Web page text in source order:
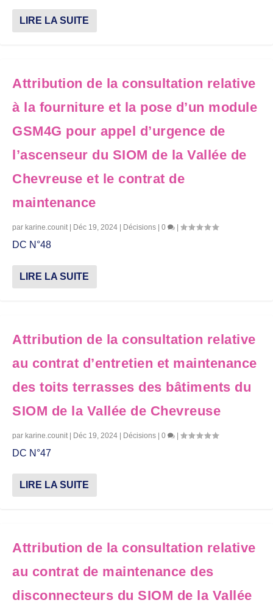
LIRE LA SUITE
Attribution de la consultation relative
à la fourniture et la pose d’un module
GSM4G pour appel d’urgence de
l’ascenseur du SIOM de la Vallée de
Chevreuse et le contrat de
maintenance
par karine.counit| Déc 19, 2024 Décisions 0
DC N°48
LIRE LA SUITE
Attribution de la consultation relative
au contrat d’entretien et maintenance
des toits terrasses des bâtiments du
SIOM de la Vallée de Chevreuse
par karine.counit| Déc 19, 2024 Décisions 0
DC N°47
LIRE LA SUITE
Attribution de la consultation relative
au contrat de maintenance des
disconnecteurs du SIOM de la Vallée